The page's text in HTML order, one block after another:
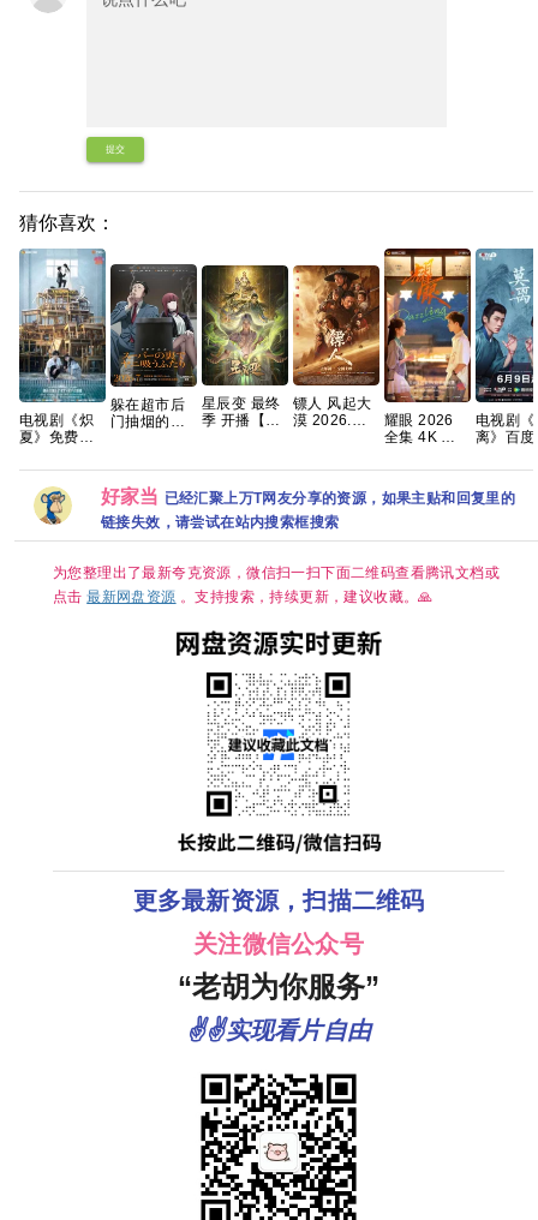
提交
猜你喜欢：
电视剧《炽
夏》免费高
度网盘资源
分享
躲在超市后
门抽烟的两
星辰变 最终
季 开播【更
镖人 风起大
漠 2026.超
嵌简繁字幕
耀眼 2026
全集 4K 关
锐
电视剧《
离》百度
清免费资
分享
好家当 已经汇聚上万T网友分享的资源，如果主贴和回复里的
链接失效，请尝试在站内搜索框搜索
为您整理出了最新夸克资源，微信扫一扫下面二维码查看腾讯文档或
点击最新网盘资源 。支持搜索，持续更新，建议收藏。🙏
更多最新资源，扫描二维码
关注微信公众号
“老胡为你服务”
✌✌实现看片自由